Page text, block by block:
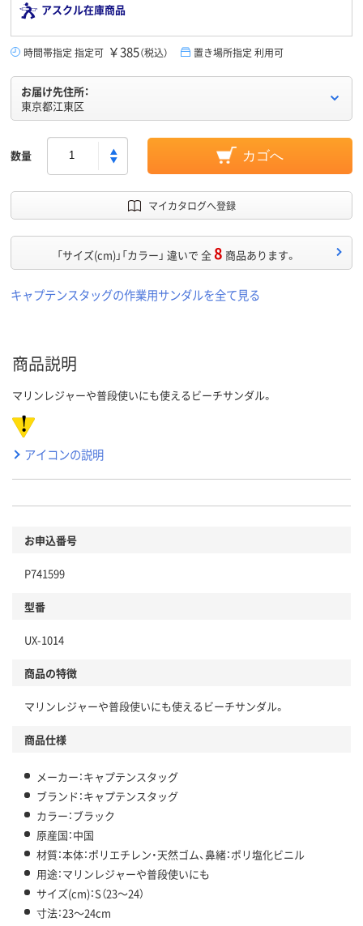
アスクル在庫商品
時間帯指定 指定可 ￥385（税込） 置き場所指定 利用可
お届け先住所：
東京都江東区
数量 カゴへ
マイカタログへ登録
「サイズ(cm)」「カラー」 違いで 全8 商品あります。
キャプテンスタッグの作業用サンダルを全て見る
商品説明
マリンレジャーや普段使いにも使えるビーチサンダル。
アイコンの説明
お申込番号
P741599
型番
UX-1014
商品の特徴
マリンレジャーや普段使いにも使えるビーチサンダル。
商品仕様
メーカー：キャプテンスタッグ
ブランド：キャプテンスタッグ
カラー：ブラック
原産国：中国
材質：本体：ポリエチレン・天然ゴム、鼻緒：ポリ塩化ビニル
用途：マリンレジャーや普段使いにも
サイズ(cm)：S（23～24）
寸法：23～24cm